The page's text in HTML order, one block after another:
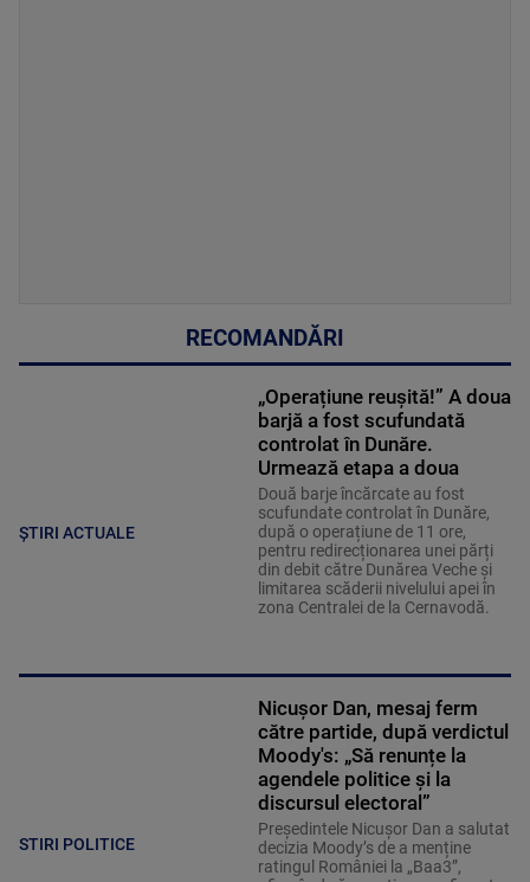
RECOMANDĂRI
ȘTIRI ACTUALE
„Operațiune reușită!” A doua
barjă a fost scufundată
controlat în Dunăre.
Urmează etapa a doua
Două barje încărcate au fost
scufundate controlat în Dunăre,
după o operațiune de 11 ore,
pentru redirecționarea unei părți
din debit către Dunărea Veche și
limitarea scăderii nivelului apei în
zona Centralei de la Cernavodă.
STIRI POLITICE
Nicușor Dan, mesaj ferm
către partide, după verdictul
Moody's: „Să renunțe la
agendele politice şi la
discursul electoral”
Președintele Nicușor Dan a salutat
decizia Moody’s de a menține
ratingul României la „Baa3”,